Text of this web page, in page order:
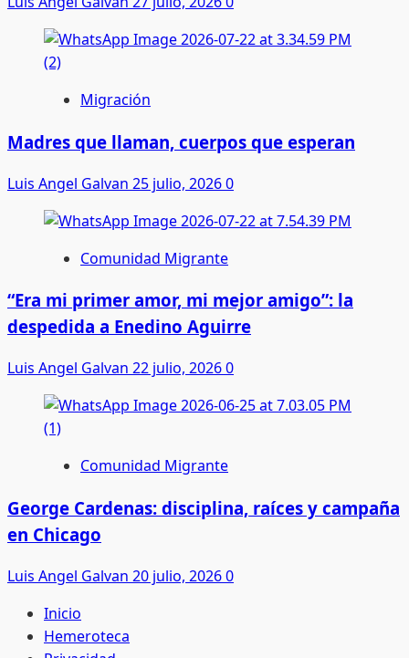
Migración
Madres que llaman, cuerpos que esperan
Luis Angel Galvan 25 julio, 20260
Comunidad Migrante
“Era mi primer amor, mi mejor amigo”: la
despedida a Enedino Aguirre
Luis Angel Galvan 22 julio, 20260
Comunidad Migrante
George Cardenas: disciplina, raíces y campaña
en Chicago
Luis Angel Galvan 20 julio, 20260
Inicio
Hemeroteca